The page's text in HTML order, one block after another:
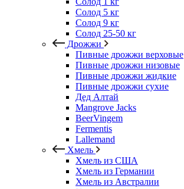
Солод 5 кг
Солод 9 кг
Солод 25-50 кг
Дрожжи
Пивные дрожжи верховые
Пивные дрожжи низовые
Пивные дрожжи жидкие
Пивные дрожжи сухие
Дед Алтай
Mangrove Jacks
BeerVingem
Fermentis
Lallemand
Хмель
Хмель из США
Хмель из Германии
Хмель из Австралии